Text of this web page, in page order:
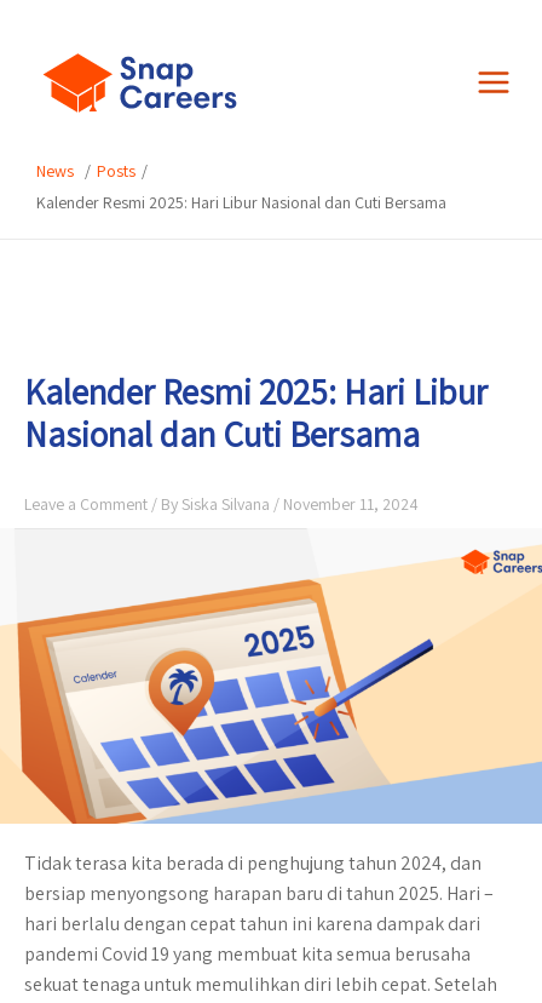
content
Menu
Posts
Kalender Resmi 2025: Hari Libur Nasional dan Cuti Bersama
Kalender Resmi 2025: Hari Libur
Nasional dan Cuti Bersama
Leave a Comment / By Siska Silvana / November 11, 2024
Tidak terasa kita berada di penghujung tahun 2024, dan
bersiap menyongsong harapan baru di tahun 2025. Hari –
hari berlalu dengan cepat tahun ini karena dampak dari
pandemi Covid 19 yang membuat kita semua berusaha
sekuat tenaga untuk memulihkan diri lebih cepat. Setelah